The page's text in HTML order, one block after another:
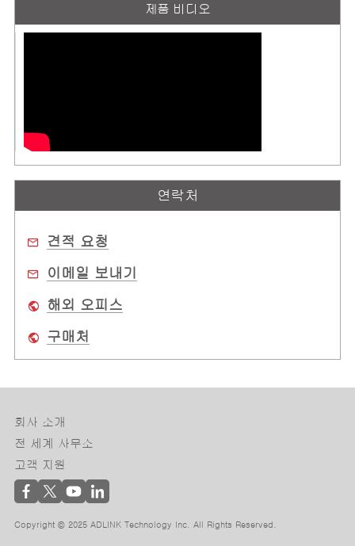
제품 비디오
연락처
견적 요청
이메일 보내기
해외 오피스
구매처
회사 소개
전 세계 사무소
고객 지원
Copyright © 2025 ADLINK Technology Inc. All Rights Reserved.